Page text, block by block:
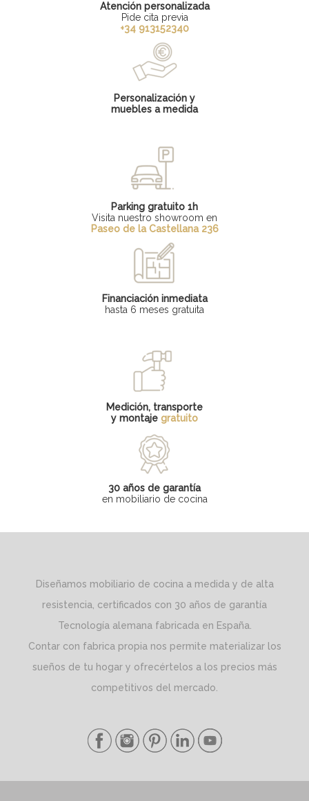
Atención personalizada
Pide cita previa
+34 913152340
Personalización y
muebles a medida
Parking gratuito 1h
Visita nuestro showroom en
Paseo de la Castellana 236
Financiación inmediata
hasta 6 meses gratuita
Medición, transporte
y montaje gratuito
30 años de garantía
en mobiliario de cocina
Diseñamos mobiliario de cocina a medida y de alta
resistencia, certificados con 30 años de garantía
Tecnología alemana fabricada en España.
Contar con fabrica propia nos permite materializar los
sueños de tu hogar y ofrecértelos a los precios más
competitivos del mercado.